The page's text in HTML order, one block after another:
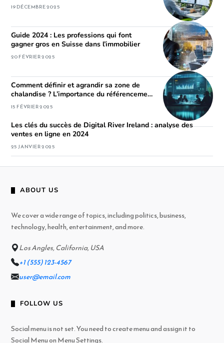
19 DÉCEMBRE 2025
Guide 2024 : Les professions qui font
gagner gros en Suisse dans l’immobilier
20 FÉVRIER 2025
Comment définir et agrandir sa zone de
chalandise ? L’importance du référencement
local pour votre site web
15 FÉVRIER 2025
Les clés du succès de Digital River Ireland : analyse des
ventes en ligne en 2024
25 JANVIER 2025
ABOUT US
We cover a wide range of topics, including politics, business,
technology, health, entertainment, and more.
Los Angles, California, USA
+1 (555) 123-4567
user@email.com
FOLLOW US
Social menu is not set. You need to create menu and assign it to
Social Menu on Menu Settings.